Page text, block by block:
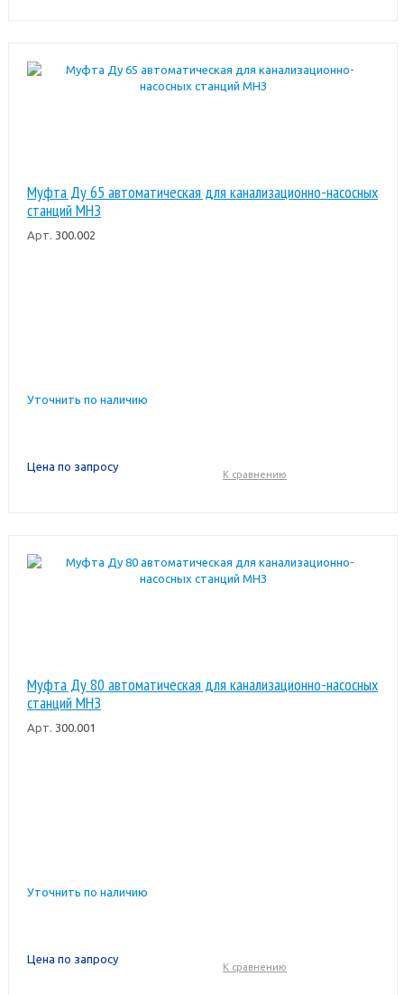
Муфта Ду 65 автоматическая для канализационно-насосных
станций МНЗ
Арт. 300.002
Уточнить по наличию
Цена по запросу
К сравнению
Муфта Ду 80 автоматическая для канализационно-насосных
станций МНЗ
Арт. 300.001
Уточнить по наличию
Цена по запросу
К сравнению